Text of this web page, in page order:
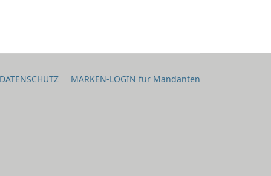
DATENSCHUTZ MARKEN-LOGIN für Mandanten